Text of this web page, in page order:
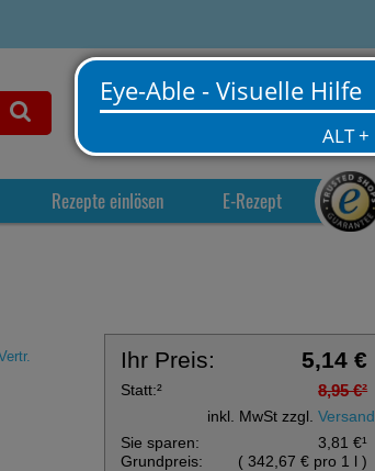
0
Warenkorb
Rezepte einlösen E-Rezept
Ihr Preis: 5,14 €
Statt:² 8,95 €²
inkl. MwSt zzgl.Versand
Sie sparen:
3,81 €¹
Grundpreis:
( 342,67 € pro 1 l)